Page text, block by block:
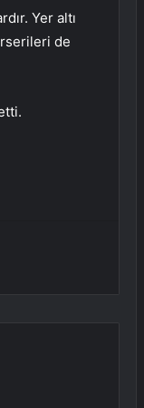
Yer altı
de